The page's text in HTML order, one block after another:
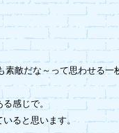
敵だな～って思わせる一
感じで。
いると思います。